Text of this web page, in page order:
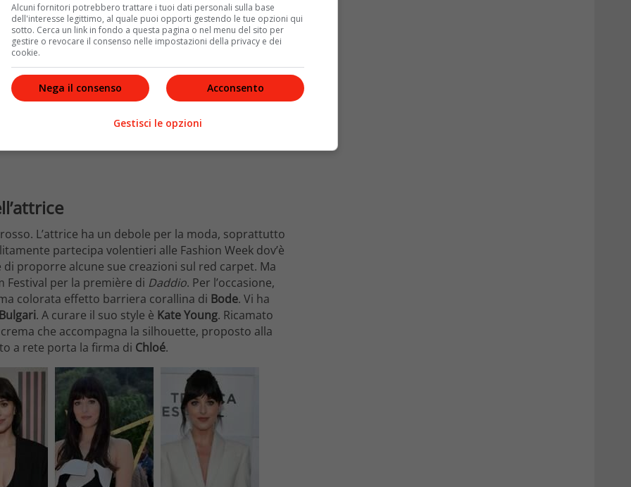
L’attrice ha un debole per la moda, soprattutto
partecipa volentieri alle Fashion Week dov’è
proporre alcune sue creazioni sul red carpet. Ma
Festival per la première di Daddio. Per l’occasione,
colorata effetto barriera corallina di Bode. Vi ha
Bulgari. A curare il suo style è Kate Young. Ricamato
che accompagna la silhouette, proposto alla
a rete porta la firma di Chloé.
Alcuni fornitori potrebbero trattare i tuoi dati personali sulla base
dell'interesse legittimo, al quale puoi opporti gestendo le tue opzioni qui
sotto. Cerca un link in fondo a questa pagina o nel menu del sito per
gestire o revocare il consenso nelle impostazioni della privacy e dei
cookie.
Acconsento
Nega il consenso
Gestisci le opzioni